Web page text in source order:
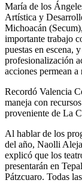
María de los
Artística y
Michoacán
importante trabajo
puestas en escena,
profesionalización
acciones permean
Recordó Valencia
maneja con
proveniente de La
Al hablar de los
del año, Naolli
explicó que los
presentarán en
Pátzcuaro. Todas